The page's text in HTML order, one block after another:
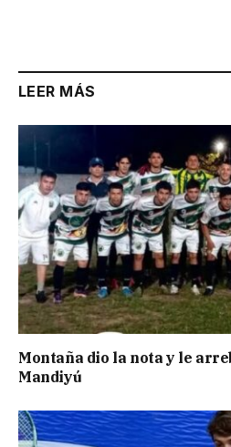
LEER MÁS
Montaña dio la nota y le
Mandiyú